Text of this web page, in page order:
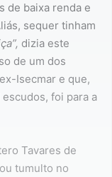
de baixa renda e
sequer tinham
dizia este
de um dos
Isecmar e que,
foi para a
Tavares de
tumulto no